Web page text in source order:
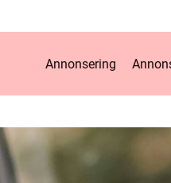
Annonsering